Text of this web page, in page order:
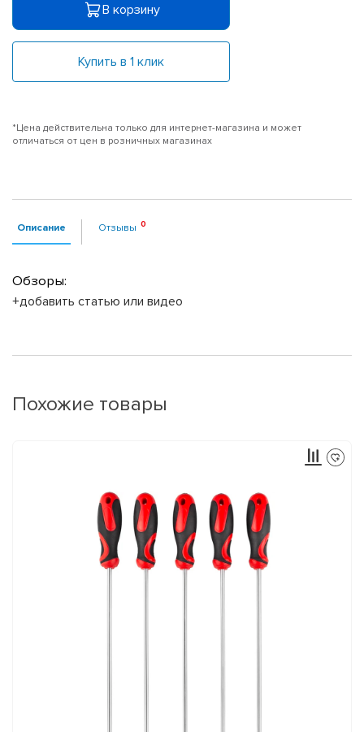
В корзину
Купить в 1 клик
*Цена действительна только для интернет-магазина и может
отличаться от цен в розничных магазинах
Описание Отзывы
Обзоры:
+добавить статью или видео
Похожие товары